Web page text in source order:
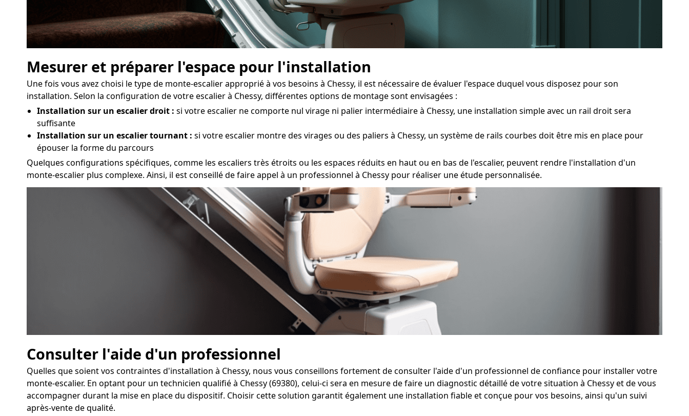
Mesurer et préparer l'espace pour l'installation
Une fois vous avez choisi le type de monte-escalier approprié à vos besoins à Chessy, il est nécessaire de évaluer l'espace duquel vous disposez pour son
installation. Selon la configuration de votre escalier à Chessy, différentes options de montage sont envisagées :
Installation sur un escalier droit : si votre escalier ne comporte nul virage ni palier intermédiaire à Chessy, une installation simple avec un rail droit sera
suffisante
Installation sur un escalier tournant : si votre escalier montre des virages ou des paliers à Chessy, un système de rails courbes doit être mis en place pour
épouser la forme du parcours
Quelques configurations spécifiques, comme les escaliers très étroits ou les espaces réduits en haut ou en bas de l'escalier, peuvent rendre l'installation d'un
monte-escalier plus complexe. Ainsi, il est conseillé de faire appel à un professionnel à Chessy pour réaliser une étude personnalisée.
Consulter l'aide d'un professionnel
Quelles que soient vos contraintes d'installation à Chessy, nous vous conseillons fortement de consulter l'aide d'un professionnel de confiance pour installer votre
monte-escalier. En optant pour un technicien qualifié à Chessy (69380), celui-ci sera en mesure de faire un diagnostic détaillé de votre situation à Chessy et de vous
accompagner durant la mise en place du dispositif. Choisir cette solution garantit également une installation fiable et conçue pour vos besoins, ainsi qu'un suivi
après-vente de qualité.